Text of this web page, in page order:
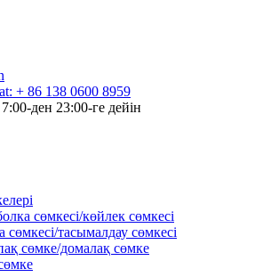
+ 86 138 0600 8959
ден 23:00-ге дейін
сөмкесі/көйлек сөмкесі
сөмкесі/тасымалдау сөмкесі
сөмке/домалақ сөмке